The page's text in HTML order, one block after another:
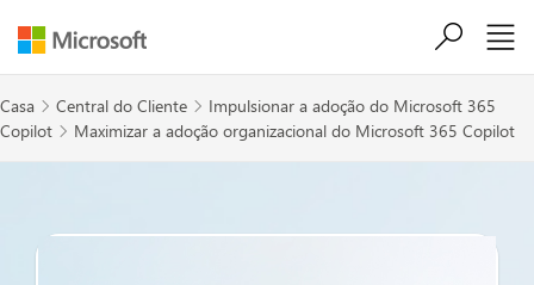
Casa  Central do Cliente 
Impulsionar a adoção do Microsoft 365
Copilot
 Maximizar a adoção organizacional do Microsoft 365 Copilot